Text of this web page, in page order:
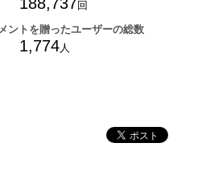
188,737回
ントを贈ったユーザーの総数
1,774人